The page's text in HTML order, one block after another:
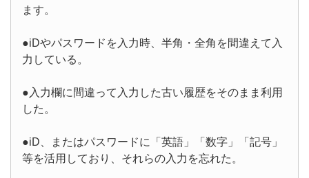
ます。
●iDやパスワードを入力時、半角・全角を間違えて入
力している。
●入力欄に間違って入力した古い履歴をそのまま利用
した。
●iD、またはパスワードに「英語」「数字」「記号」
等を活用しており、それらの入力を忘れた。